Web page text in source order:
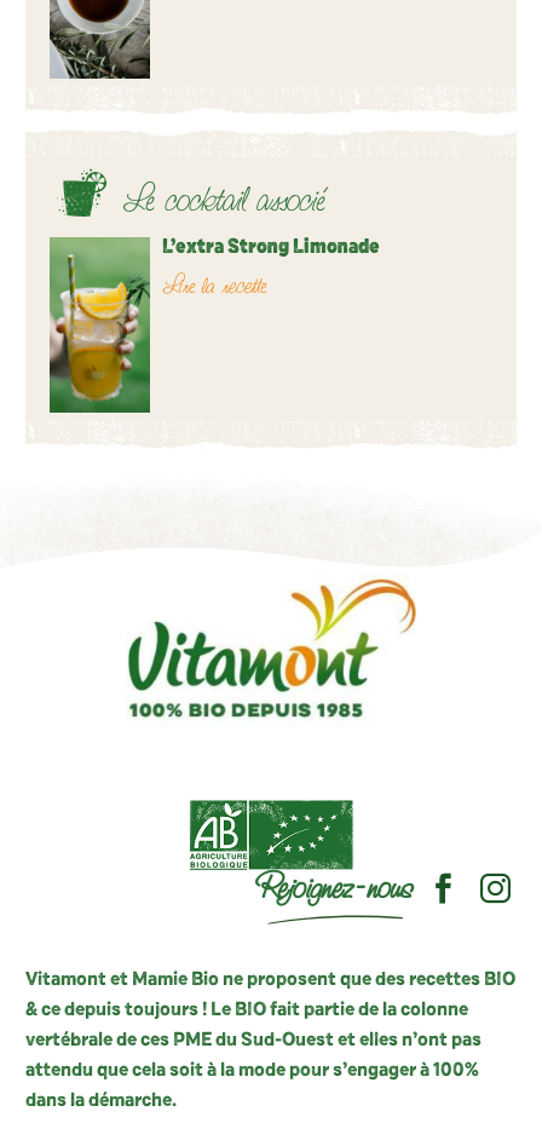
Le cocktail associé
L’extra Strong Limonade
Lire la recette
Rejoignez-nous
Vitamont et Mamie Bio ne proposent que des recettes BIO
& ce depuis toujours ! Le BIO fait partie de la colonne
vertébrale de ces PME du Sud-Ouest et elles n’ont pas
attendu que cela soit à la mode pour s’engager à 100%
dans la démarche.